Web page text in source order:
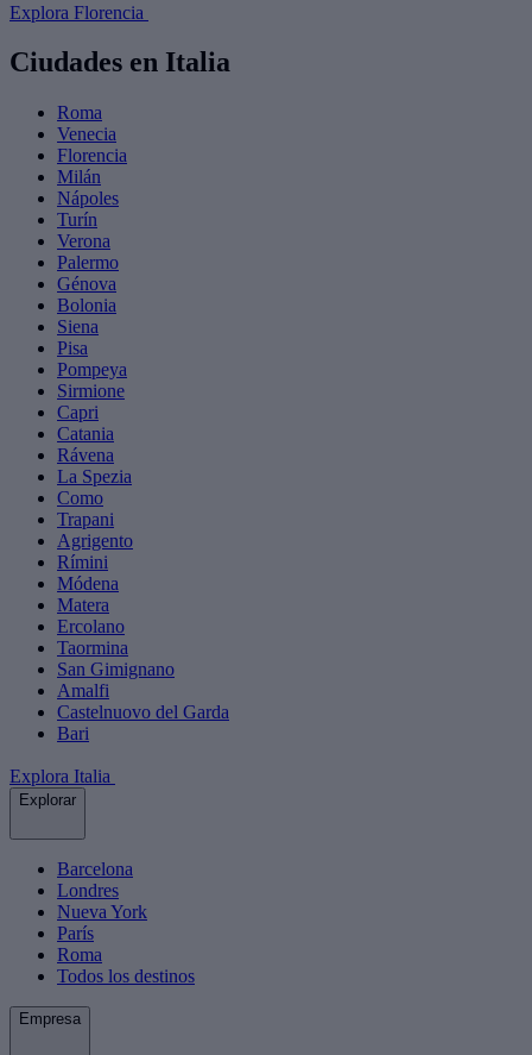
Explora Florencia
Ciudades en Italia
Roma
Venecia
Florencia
Milán
Nápoles
Turín
Verona
Palermo
Génova
Bolonia
Siena
Pisa
Pompeya
Sirmione
Capri
Catania
Rávena
La Spezia
Como
Trapani
Agrigento
Rímini
Módena
Matera
Ercolano
Taormina
San Gimignano
Amalfi
Castelnuovo del Garda
Bari
Explora Italia
Explorar
Barcelona
Londres
Nueva York
París
Roma
Todos los destinos
Empresa